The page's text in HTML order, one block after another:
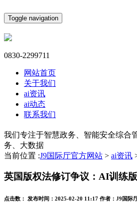
Toggle navigation
0830-2299711
网站首页
关于我们
ai资讯
ai动态
联系我们
我们专注于智慧政务、智能安全综合
务、大数据
当前位置 :J9国际厅官方网站 > ai资讯
英国版权法修订争议：AI训练
点击数： 发布时间： 2025-02-20 11:17 作者： J9国际